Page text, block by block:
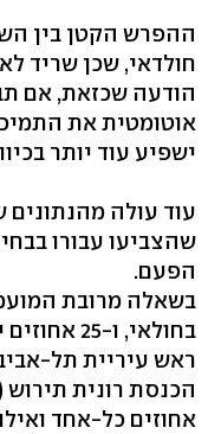
ההפרש הקטן בין
חולדאי, שכן שריד
הודעה שכזאת, אם
אוטומטית את
ישפיע עוד יותר
עוד עולה
שהצביעו עבורו
הפעם.
בחולאי,
ראש עיריית תל-
אחוזים כל-אחד